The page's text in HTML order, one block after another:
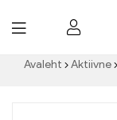
Avaleht Aktiivne